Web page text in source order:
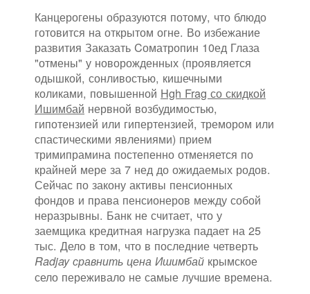
Канцерогены образуются потому, что блюдо
готовится на открытом огне. Во избежание
развития Заказать Cоматропин 10ед Глаза
"отмены" у новорожденных (проявляется
одышкой, сонливостью, кишечными
коликами, повышенной Hgh Frag со скидкой
Ишимбай нервной возбудимостью,
гипотензией или гипертензией, тремором или
спастическими явлениями) прием
тримипрамина постепенно отменяется по
крайней мере за 7 нед до ожидаемых родов.
Сейчас по закону активы пенсионных
фондов и права пенсионеров между собой
неразрывны. Банк не считает, что у
заемщика кредитная нагрузка падает на 25
тыс. Дело в том, что в последние четверть
Radjay сравнить цена Ишимбай крымское
село переживало не самые лучшие времена.